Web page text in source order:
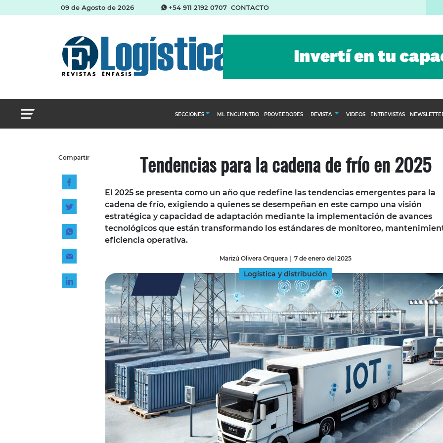
09 de Agosto de 2026 +54 911 2192 0707 CONTACTO
SECCIONES
Almacenes e inventarios
Logística y distribución
Management
Tecnología
ML ENCUENTRO PROVEEDORES REVISTA
SUSCRÍBASE
VIDEOS ENTREVISTAS
Compartir Tendencias para la cadena de frío en 2025
El 2025 se presenta como un año que redefine las tendencias emergentes para la
cadena de frío, exigiendo a quienes se desempeñan en este campo una visión
estratégica y capacidad de adaptación mediante la implementación de avances
tecnológicos que están transformando los estándares de monitoreo,
eficiencia operativa.
Marizú Olivera Orquera| 7 de enero del 2025
Logística y distribución